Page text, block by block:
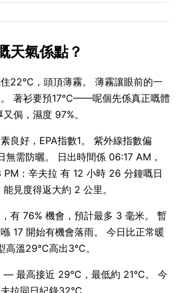
天氣係點？
22°C，頭頂薄霧。 薄霧讓眼前的一
著衫要預17°C——呢個先係真正嘅體
侷，濕度 97%。
良好，EPA指數1。 紫外線指數偏
需防曬。 日出時間係 06:17 AM，
：辛夫拉 有 12 小時 26 分鐘嘅日
見度得返大約 2 公里。
有 76% 機會，預計最多 3 毫米。 暫
17 開始有機會落雨。 今日比正常暖
溫29°C高出3°C。
— 最高接近 29°C，最低約 21°C。 今
拉同日紀錄32°C。